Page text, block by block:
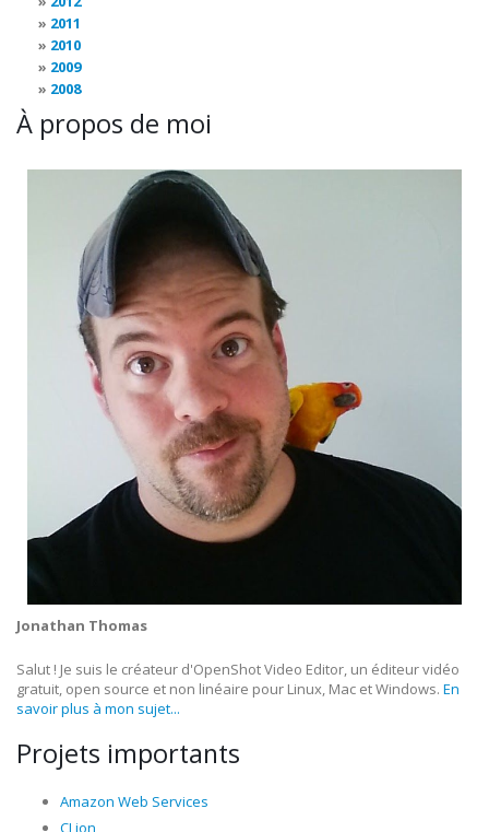
2011
2010
2009
2008
À propos de moi
Jonathan Thomas
Salut ! Je suis le créateur d'OpenShot Video Editor, un éditeur vidéo
gratuit, open source et non linéaire pour Linux, Mac et Windows. En
savoir plus à mon sujet...
Projets importants
Amazon Web Services
CLion